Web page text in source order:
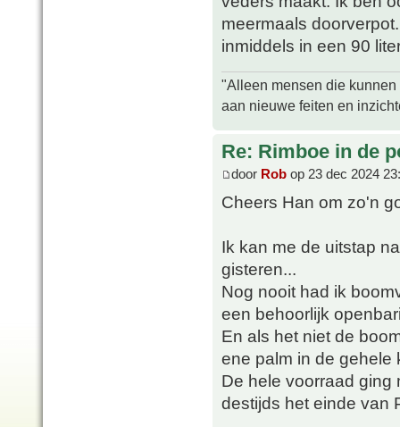
meermaals
inmiddels in een 90
"Alleen mensen die
aan nieuwe feiten en
Re: Rimboe in de
door Rob op 23 dec 2024
Cheers Han om zo'n
Ik kan me de uitstap
gisteren...
Nog nooit had ik
een behoorlijk
En als het niet de
ene palm in de gehele
De hele voorraad ging
destijds het einde van